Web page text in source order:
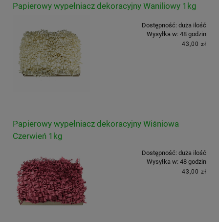
Papierowy wypełniacz dekoracyjny Waniliowy 1kg
Dostępność: duża ilość
Wysyłka w: 48 godzin
43,00 zł
Papierowy wypełniacz dekoracyjny Wiśniowa
Czerwień 1kg
Dostępność: duża ilość
Wysyłka w: 48 godzin
43,00 zł